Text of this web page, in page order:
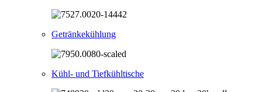
Getränkekühlung
Kühl- und Tiefkühltische